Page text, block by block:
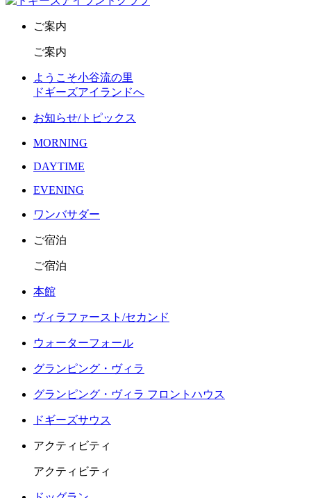
ご案内
ご案内
ようこそ小谷流の里
ドギーズアイランドへ
お知らせ/トピックス
MORNING
DAYTIME
EVENING
ワンバサダー
ご宿泊
ご宿泊
本館
ヴィラファースト/セカンド
ウォーターフォール
グランピング・ヴィラ
グランピング・ヴィラ フロントハウス
ドギーズサウス
アクティビティ
アクティビティ